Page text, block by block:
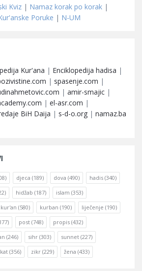
Kviz | Namaz korak po korak |
Poruke | N-UM
Kur'ana | Enciklopedija hadisa |
| spasenje.com |
| amir-smajic |
| el-asr.com |
BiH Daija | s-d-o.org | namaz.ba
djeca (189) dova (490) hadis (340)
hidžab (187) islam (353)
kur'an (580) kurban (190) liječenje (190)
post (748) propis (432)
(246) sihr (303) sunnet (227)
(356) zikr (229) žena (433)